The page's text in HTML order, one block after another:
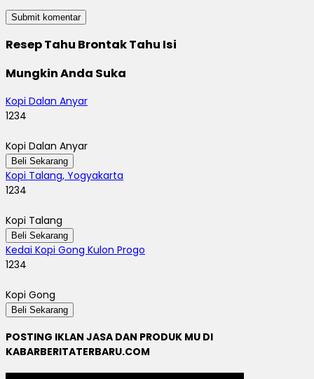
Resep Tahu Brontak Tahu Isi
Mungkin Anda Suka
Kopi Dalan Anyar
1234
Kopi Dalan Anyar
Beli Sekarang
Kopi Talang, Yogyakarta
1234
Kopi Talang
Beli Sekarang
Kedai Kopi Gong Kulon Progo
1234
Kopi Gong
Beli Sekarang
POSTING IKLAN JASA DAN PRODUK MU DI
KABARBERITATERBARU.COM